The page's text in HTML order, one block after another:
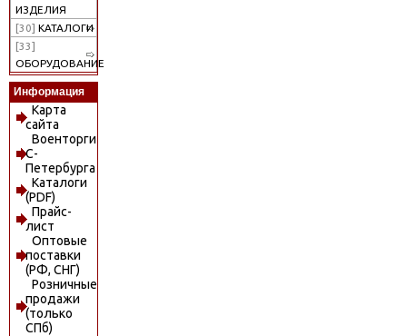
ИЗДЕЛИЯ
[30] КАТАЛОГИ
[33]
ОБОРУДОВАНИЕ
Информация
Карта
сайта
Военторги
С-
Петербурга
Каталоги
(PDF)
Прайс-
лист
Оптовые
поставки
(РФ, СНГ)
Розничные
продажи
(только
СПб)